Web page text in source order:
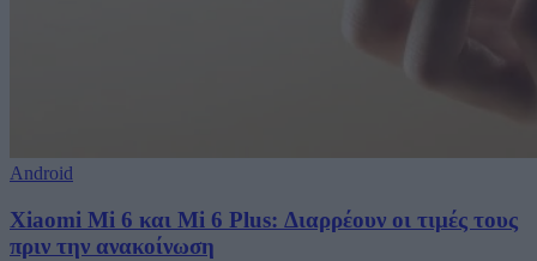
Android
Xiaomi Mi 6 και Mi 6 Plus: Διαρρέουν οι τιμές τους
πριν την ανακοίνωση